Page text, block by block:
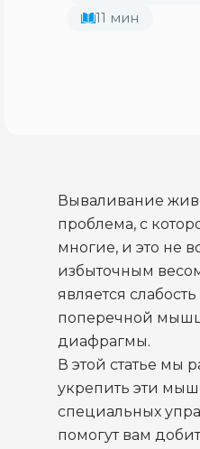
11 мин
Вываливание
проблема, с
многие, и это не
избыточным
является
поперечной
диафрагмы.
В этой статье мы
укрепить эти
специальных
помогут вам